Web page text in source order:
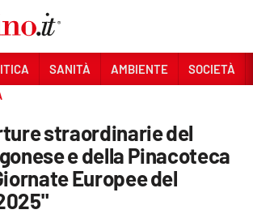
SANITÀ AMBIENTE SOCIETÀ
straordinarie del
e della Pinacoteca
Europee del